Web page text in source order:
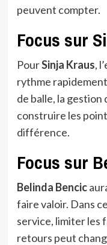
peuvent compter.
Focus sur
PourSinja Kraus,
rythme
de balle, la gestion
construire les
différence.
Focus sur
Belinda Bencic
faire valoir. Dans
service, limiter les
retours peut